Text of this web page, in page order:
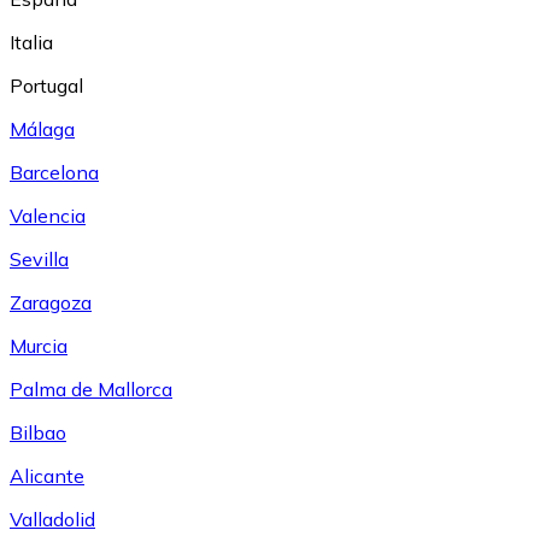
Italia
Portugal
Málaga
Barcelona
Valencia
Sevilla
Zaragoza
Murcia
Palma de Mallorca
Bilbao
Alicante
Valladolid